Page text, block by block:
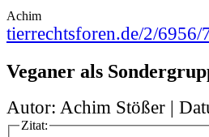
Achim
tierrechtsforen.de/2/6956/
Veganer als
Autor: Achim Stößer |
Zitat: